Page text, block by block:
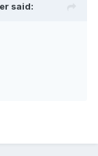
said: